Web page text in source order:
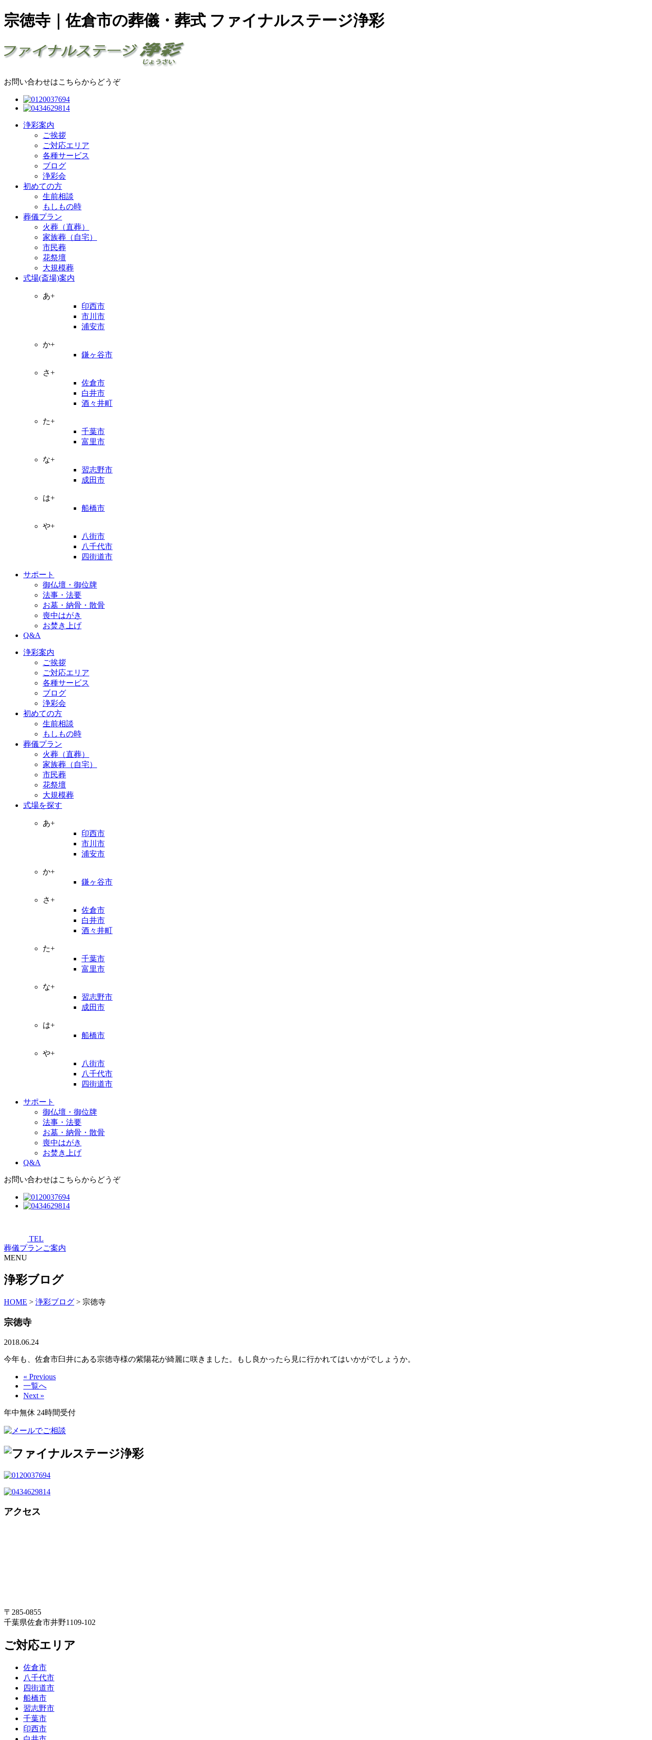
宗徳寺｜佐倉市の葬儀・葬式 ファイナルステージ浄彩
お問い合わせはこちらからどうぞ
浄彩案内
ご挨拶
ご対応エリア
各種サービス
ブログ
浄彩会
初めての方
生前相談
もしもの時
葬儀プラン
火葬（直葬）
家族葬（自宅）
市民葬
花祭壇
大規模葬
式場(斎場)案内
あ+
印西市
市川市
浦安市
か+
鎌ヶ谷市
さ+
佐倉市
白井市
酒々井町
た+
千葉市
富里市
な+
習志野市
成田市
は+
船橋市
や+
八街市
八千代市
四街道市
サポート
御仏壇・御位牌
法事・法要
お墓・納骨・散骨
喪中はがき
お焚き上げ
Q&A
浄彩案内
ご挨拶
ご対応エリア
各種サービス
ブログ
浄彩会
初めての方
生前相談
もしもの時
葬儀プラン
火葬（直葬）
家族葬（自宅）
市民葬
花祭壇
大規模葬
式場を探す
あ+
印西市
市川市
浦安市
か+
鎌ヶ谷市
さ+
佐倉市
白井市
酒々井町
た+
千葉市
富里市
な+
習志野市
成田市
は+
船橋市
や+
八街市
八千代市
四街道市
サポート
御仏壇・御位牌
法事・法要
お墓・納骨・散骨
喪中はがき
お焚き上げ
Q&A
お問い合わせはこちらからどうぞ
TEL
葬儀プランご案内
MENU
浄彩ブログ
HOME > 浄彩ブログ > 宗徳寺
宗徳寺
2018.06.24
今年も、佐倉市臼井にある宗徳寺様の紫陽花が綺麗に咲きました。もし良かったら見に行かれてはいかがでしょうか。
« Previous
一覧へ
Next »
年中無休 24時間受付
アクセス
〒285-0855
千葉県佐倉市井野1109-102
ご対応エリア
佐倉市
八千代市
四街道市
船橋市
習志野市
千葉市
印西市